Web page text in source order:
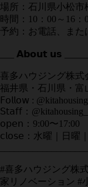
場所：石川県小松市
時間：10：00～16：
予約：お電話、ま
___ 𝗔𝗯𝗼𝘂𝘁 𝘂𝘀
喜多ハウジング株式
福井県・石川県・富
𝖥𝗈𝗅𝗅𝗈𝗐 :
𝖲𝗍𝖺𝖿𝖿：
𝗈𝗉𝖾𝗇：9:00〜17:00
𝖼𝗅𝗈𝗌𝖾：水曜｜日曜
#喜多ハウジング株
家リノベーション #